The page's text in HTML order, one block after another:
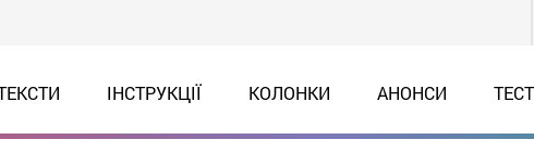
ІНСТРУКЦІЇ КОЛОНКИ АНОНСИ